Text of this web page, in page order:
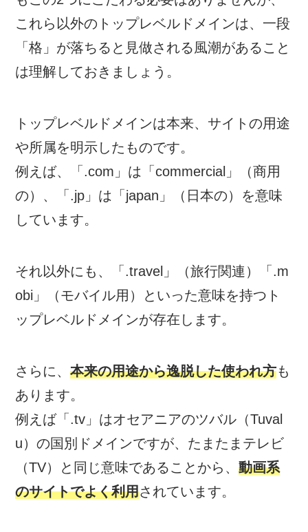
これら以外のトップレベルドメインは、一段
「格」が落ちると見做される風潮があること
は理解しておきましょう。
トップレベルドメインは本来、サイトの用途
や所属を明示したものです。
例えば、「.com」は「commercial」（商用
の）、「.jp」は「japan」（日本の）を意味
しています。
それ以外にも、「.travel」（旅行関連）「.m
obi」（モバイル用）といった意味を持つト
ップレベルドメインが存在します。
さらに、本来の用途から逸脱した使われ方も
あります。
例えば「.tv」はオセアニアのツバル（Tuval
u）の国別ドメインですが、たまたまテレビ
（TV）と同じ意味であることから、動画系
のサイトでよく利用されています。